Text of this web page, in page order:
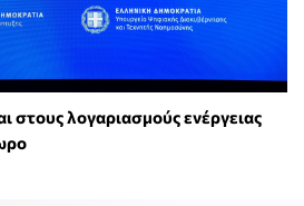
στους λογαριασμούς ενέργειας